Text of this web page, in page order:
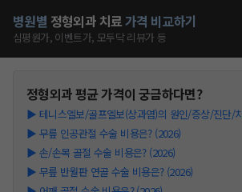
병원별 정형외과 치료가격 비교하기
심평원가, 이벤트가, 모두닥 리뷰가 등
정형외과평균 가격이 궁금하다면?
▶ 테니스엘보/골프엘보(상과염)의 원인/증상/진단/
▶ 무릎 인공관절 수술 비용은? (2026)
▶ 손/손목 골절 수술 비용은? (2026)
▶ 무릎 반월판 연골 수술 비용은? (2026)